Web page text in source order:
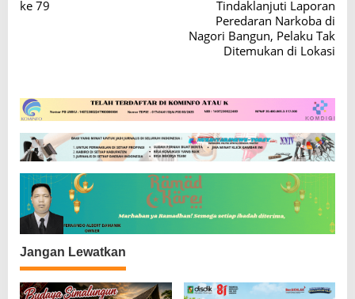
s
i
p
o
s
ke 79
Tindaklanjuti Laporan
Peredaran Narkoba di
Nagori Bangun, Pelaku Tak
Ditemukan di Lokasi
Jangan Lewatkan